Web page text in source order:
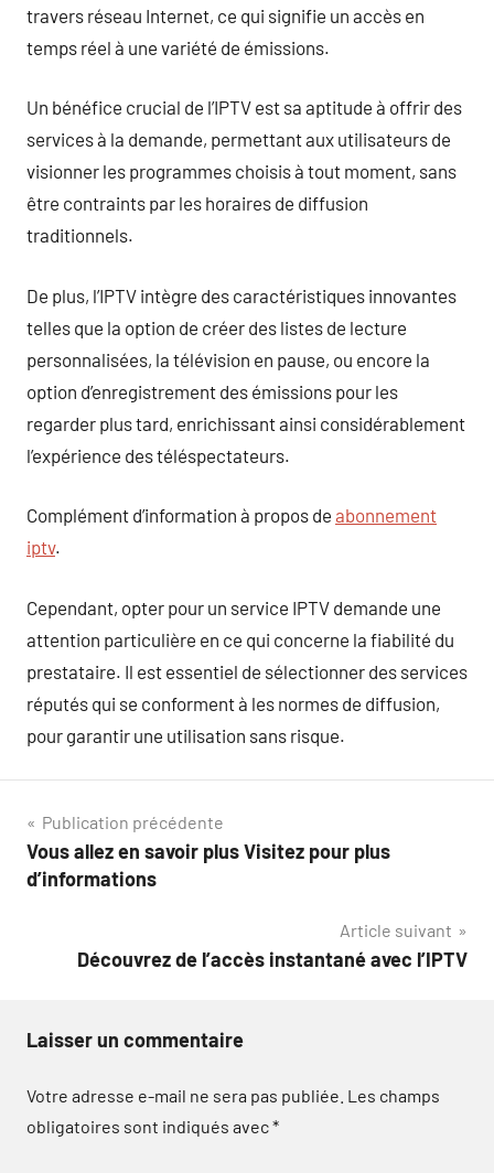
travers réseau Internet, ce qui signifie un accès en
temps réel à une variété de émissions.
Un bénéfice crucial de l’IPTV est sa aptitude à offrir des
services à la demande, permettant aux utilisateurs de
visionner les programmes choisis à tout moment, sans
être contraints par les horaires de diffusion
traditionnels.
De plus, l’IPTV intègre des caractéristiques innovantes
telles que la option de créer des listes de lecture
personnalisées, la télévision en pause, ou encore la
option d’enregistrement des émissions pour les
regarder plus tard, enrichissant ainsi considérablement
l’expérience des téléspectateurs.
Complément d’information à propos de abonnement
iptv.
Cependant, opter pour un service IPTV demande une
attention particulière en ce qui concerne la fiabilité du
prestataire. Il est essentiel de sélectionner des services
réputés qui se conforment à les normes de diffusion,
pour garantir une utilisation sans risque.
Navigation
de
Publication précédente
Vous allez en savoir plus Visitez pour plus
d’informations
Article suivant
Découvrez de l’accès instantané avec l’IPTV
Laisser un commentaire
Votre adresse e-mail ne sera pas publiée. Les champs
obligatoires sont indiqués avec*